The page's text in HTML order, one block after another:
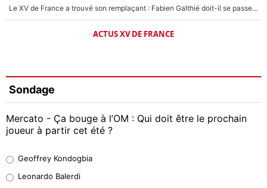
Le XV de France a trouvé son remplaçant : Fabien Galthié doit-il se passer d'Antoine Dupont ?
ACTUS XV DE FRANCE
Sondage
Mercato - Ça bouge à l’OM : Qui doit être le prochain
joueur à partir cet été ?
38%
Geoffrey Kondogbia
Leonardo Balerdi